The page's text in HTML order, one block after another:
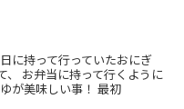
に持って行っていたおにぎ
、 お弁当に持って行くように
が美味しい事！ 最初